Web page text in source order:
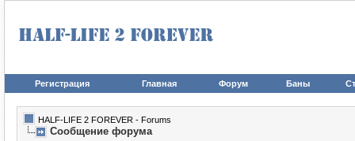
Регистрация Главная Форум Баны
HALF-LIFE 2 FOREVER - Forums
Сообщение форума